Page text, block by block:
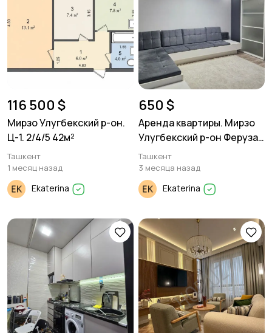
116 500 $
Мирзо Улугбекский р-он.
Ц-1. 2/4/5 42м²
Ташкент
1 месяц назад
Ekaterina
650 $
Аренда квартиры. Мирзо
Улугбекский р-он Феруза
2/2/4 77 серия. 60м²
Ташкент
3 месяца назад
Ekaterina